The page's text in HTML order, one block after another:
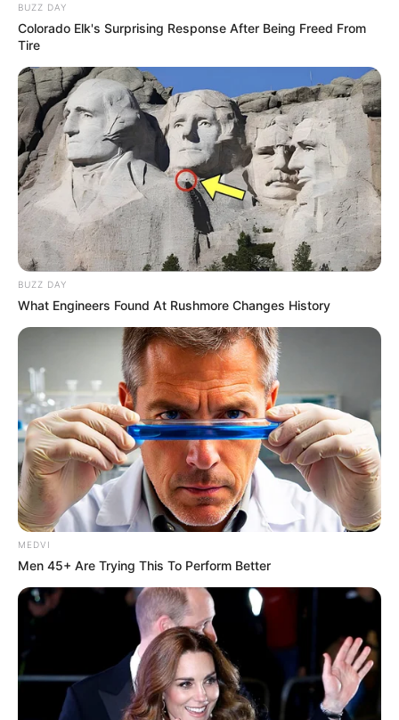
BUZZ DAY
Colorado Elk's Surprising Response After Being Freed From
Tire
BUZZ DAY
What Engineers Found At Rushmore Changes History
MEDVI
Men 45+ Are Trying This To Perform Better